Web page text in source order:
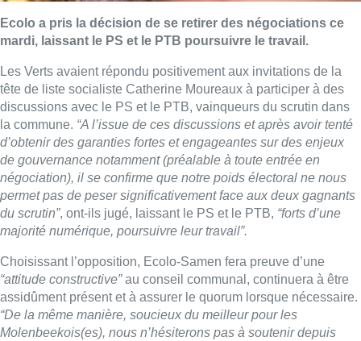
Ecolo a pris la décision de se retirer des négociations ce
mardi, laissant le PS et le PTB poursuivre le travail.
Les Verts avaient répondu positivement aux invitations de la
tête de liste socialiste Catherine Moureaux à participer à des
discussions avec le PS et le PTB, vainqueurs du scrutin dans
la commune. “A l’issue de ces discussions et après avoir tenté
d’obtenir des garanties fortes et engageantes sur des enjeux
de gouvernance notamment (préalable à toute entrée en
négociation), il se confirme que notre poids électoral ne nous
permet pas de peser significativement face aux deux gagnants
du scrutin”, ont-ils jugé, laissant le PS et le PTB, “forts d’une
majorité numérique, poursuivre leur travail”.
Choisissant l’opposition, Ecolo-Samen fera preuve d’une
“attitude constructive”au conseil communal, continuera à être
assidûment présent et à assurer le quorum lorsque nécessaire.
“De la même manière, soucieux du meilleur pour les
Molenbeekois(es), nous n’hésiterons pas à soutenir depuis